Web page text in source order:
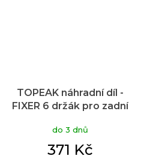
TOPEAK náhradní díl -
FIXER 6 držák pro zadní
do 3 dnů
371 Kč